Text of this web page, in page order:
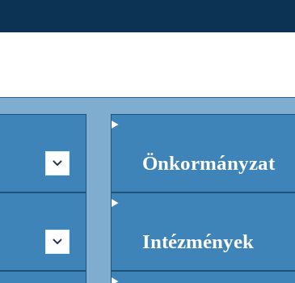
Önkormányzat
Intézmények